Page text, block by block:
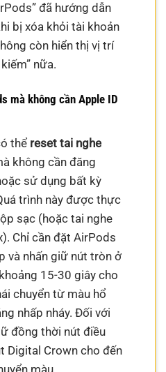
đã hướng dẫn
bị xóa khỏi tài khoản
còn hiển thị vị trí
nữa.
mà không cần Apple ID
thể reset tai nghe
không cần đăng
sử dụng bất kỳ
trình này được thực
sạc (hoặc tai nghe
Chỉ cần đặt AirPods
và nhấn giữ nút tròn ở
15-30 giây cho
chuyển từ màu hổ
nhấp nháy. Đối với
đồng thời nút điều
Digital Crown cho đến
màu.